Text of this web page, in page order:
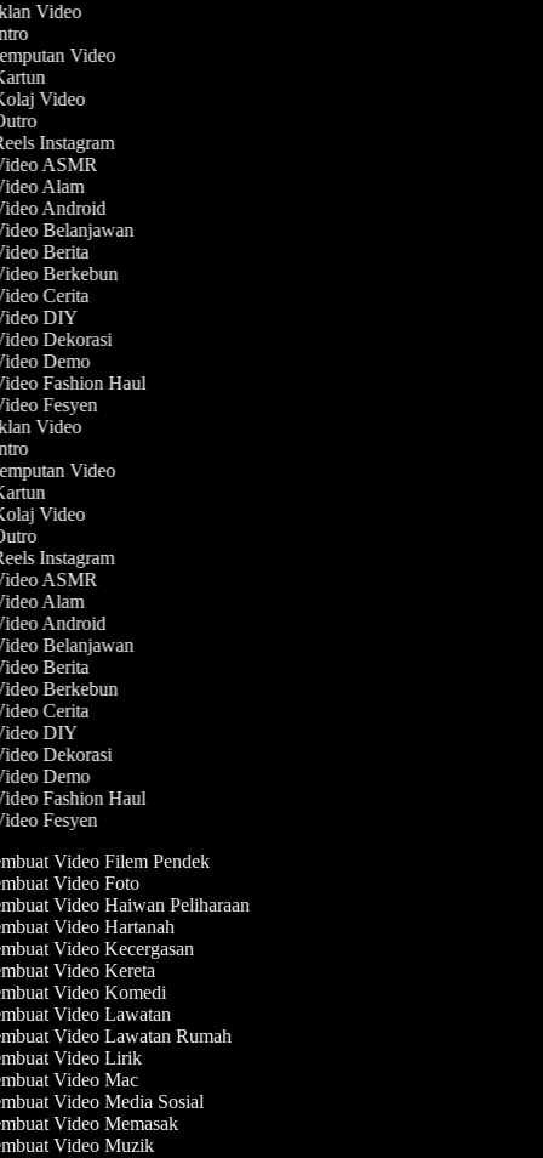
Video
Video
Video
Instagram
ASMR
Alam
Android
Belanjawan
Berita
Berkebun
Cerita
DIY
Dekorasi
Demo
Fashion Haul
Fesyen
Video
Video
Video
Instagram
ASMR
Alam
Android
Belanjawan
Berita
Berkebun
Cerita
DIY
Dekorasi
Demo
Fashion Haul
Fesyen
Video Filem Pendek
Video Foto
Video Haiwan Peliharaan
Video Hartanah
Video Kecergasan
Video Kereta
Video Komedi
Video Lawatan
Video Lawatan Rumah
Video Lirik
Video Mac
Video Media Sosial
Video Memasak
Video Muzik